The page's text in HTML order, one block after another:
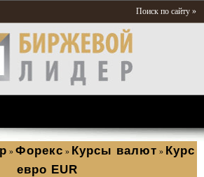
Поиск по сайту »
» Форекс » Курсы валют » Курс
евро EUR